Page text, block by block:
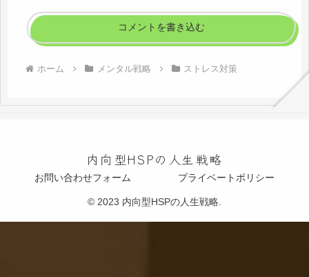
コメントを書き込む
ホーム メンタル戦略 ストレス対策
内向型HSPの人生戦略
お問い合わせフォーム プライベートポリシー
© 2023 内向型HSPの人生戦略.